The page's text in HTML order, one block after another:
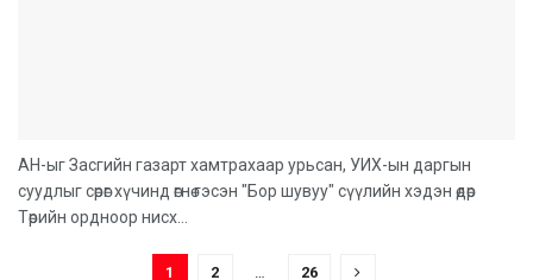
АН-ыг Засгийн газарт хамтрахаар урьсан, УИХ-ын даргын
суудлыг сөрөг хүчинд өгнө гэсэн "Бор шувуу" сүүлийн хэдэн өдөр
Төрийн ордноор нисх...
1 2 … 26